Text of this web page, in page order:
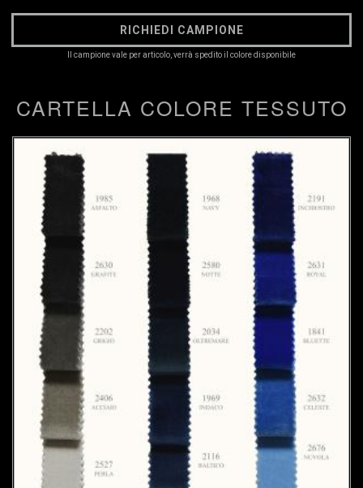
RICHIEDI CAMPIONE
Il campione vale per articolo, verrà spedito il colore disponibile
CARTELLA COLORE TESSUTO